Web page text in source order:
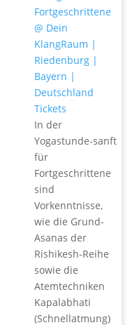
Tickets
In der
Yogastunde-sanft
für
Fortgeschrittene
sind
Vorkenntnisse,
wie die Grund-
Asanas der
Rishikesh-Reihe
sowie die
Atemtechniken
Kapalabhati
(Schnellatmung)